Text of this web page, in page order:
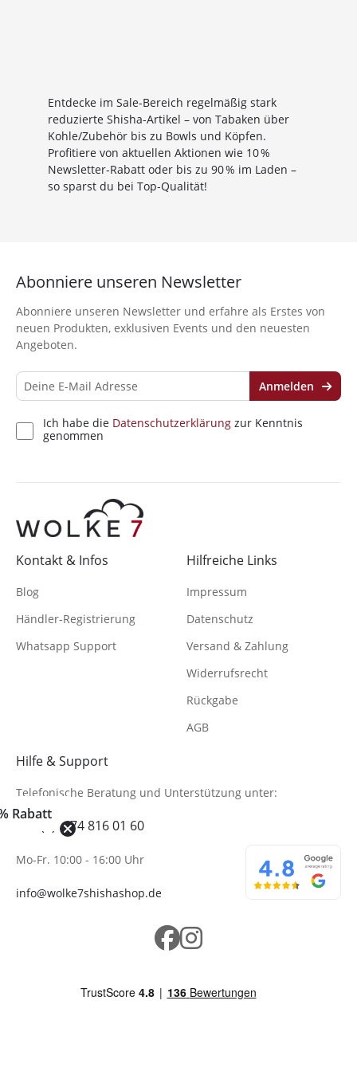
Entdecke im Sale-Bereich regelmäßig stark
reduzierte Shisha-Artikel – von Tabaken über
Kohle/Zubehör bis zu Bowls und Köpfen.
Profitiere von aktuellen Aktionen wie 10 %
Newsletter-Rabatt oder bis zu 90 % im Laden –
so sparst du bei Top‑Qualität!
Ich habe dieDatenschutzerklärungzur
Kenntnis genommen
Rabatt
Hilfe & Support
Telefonische Beratung und Unterstützung unter:
+49 (0)6074 816 01 60
Mo-Fr. 10:00 - 16:00 Uhr
info@wolke7shishashop.de
Kontakt & Infos
Blog
Händler-Registrierung
Whatsapp Support
Hilfreiche Links
Impressum
Datenschutz
Versand & Zahlung
Widerrufsrecht
Rückgabe
AGB
Abonniere unseren Newsletter
Abonniere unseren Newsletter und erfahre als Erstes von
neuen Produkten, exklusiven Events und den neuesten
Angeboten.
Ich habe die Datenschutzerklärung zur Kenntnis
genommen
Anmelden